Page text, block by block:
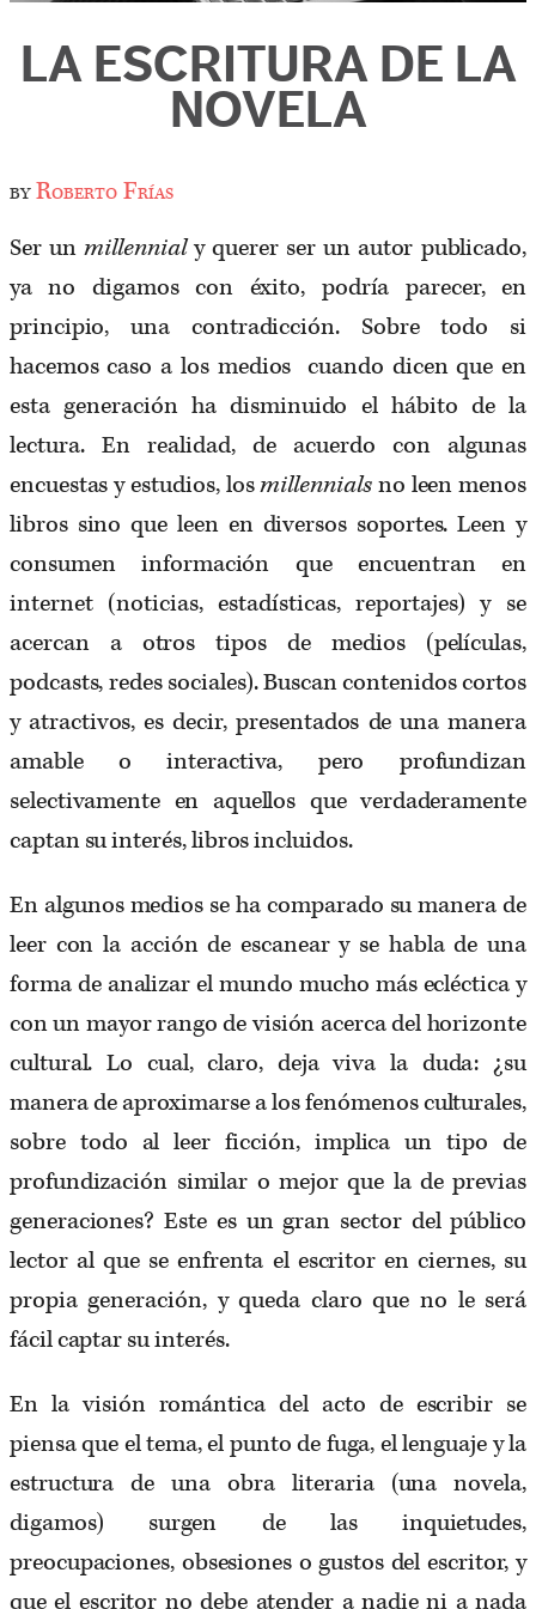
LA ESCRITURA DE LA
NOVELA
byRoberto Frías
Ser unmillennialy querer ser un autor publicado,
ya no digamos con éxito, podría parecer, en
principio, una contradicción. Sobre todo si
hacemos caso a los medios cuando dicen que en
esta generación ha disminuido el hábito de la
lectura. En realidad, de acuerdo con algunas
encuestas y estudios, losmillennialsno leen menos
libros sino que leen en diversos soportes. Leen y
consumen información que encuentran en
internet (noticias, estadísticas, reportajes) y se
acercan a otros tipos de medios (películas,
podcasts, redes sociales). Buscan contenidos cortos
y atractivos, es decir, presentados de una manera
amable o interactiva, pero profundizan
selectivamente en aquellos que verdaderamente
captan su interés, libros incluidos.
En algunos medios se ha comparado su manera de
leer con la acción de escanear y se habla de una
forma de analizar el mundo mucho más ecléctica y
con un mayor rango de visión acerca del horizonte
cultural. Lo cual, claro, deja viva la duda: ¿su
manera de aproximarse a los fenómenos culturales,
sobre todo al leer ficción, implica un tipo de
profundización similar o mejor que la de previas
generaciones? Este es un gran sector del público
lector al que se enfrenta el escritor en ciernes, su
propia generación, y queda claro que no le será
fácil captar su interés.
En la visión romántica del acto de escribir se
piensa que el tema, el punto de fuga, el lenguaje y la
estructura de una obra literaria (una novela,
digamos) surgen de las inquietudes,
preocupaciones, obsesiones o gustos del escritor, y
que el escritor no debe atender a nadie ni a nada